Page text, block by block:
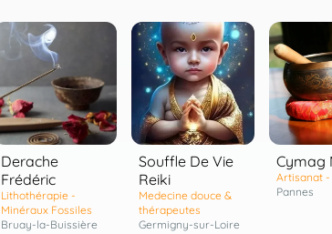
Derache
Frédéric
Lithothérapie -
Minéraux Fossiles
Bruay-la-Buissière
Souffle De Vie
Reiki
Medecine douce &
thérapeutes
Germigny-sur-Loire
Cymag
Artisanat -
Pannes